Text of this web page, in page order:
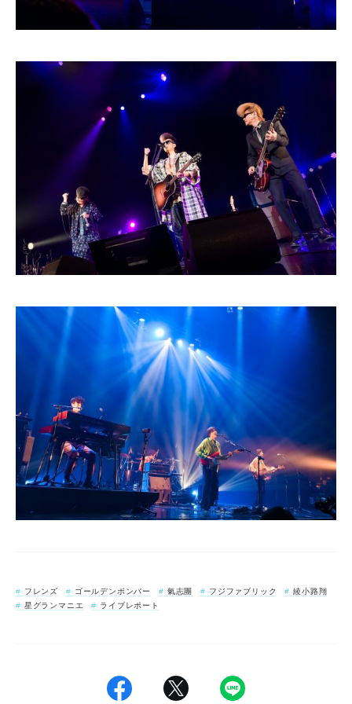
フレンズ ゴールデンボンバー 氣志團 フジファブリック
綾小路翔
星グランマニエ
ライブレポート